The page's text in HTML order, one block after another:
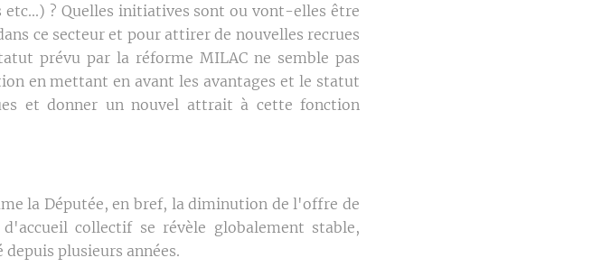
? Quelles initiatives sont ou vont-elles être
ce secteur et pour attirer de nouvelles recrues
prévu par la réforme MILAC ne semble pas
en mettant en avant les avantages et le statut
et donner un nouvel attrait à cette fonction
la Députée, en bref, la diminution de l'offre de
collectif se révèle globalement stable,
plusieurs années.